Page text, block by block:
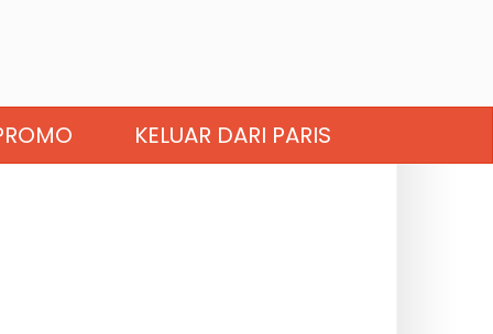
KELUAR DARI PARIS